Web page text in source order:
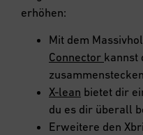
erhöhen:
Mit dem
Connector kannst
zusammenstecken
X-lean bietet dir
du es dir überall
Erweitere den